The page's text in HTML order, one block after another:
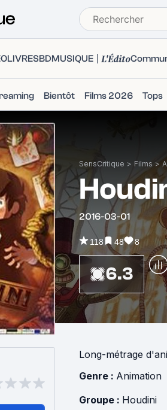
LIVRESBDMUSIQUE L'Édito
Bientôt Films 2026 Tops
SensCritique > Films >
2016-03-01
118 48 8
6.3
Long-métrage
Genre : Animation
Groupe : Houdini